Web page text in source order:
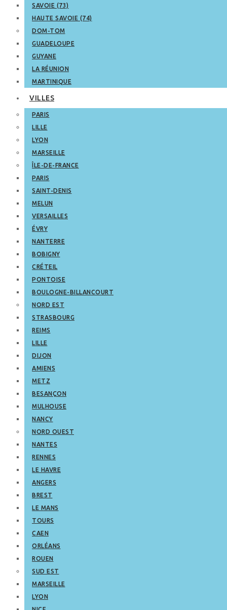
SAVOIE (73)
HAUTE SAVOIE (74)
DOM-TOM
GUADELOUPE
GUYANE
LA RÉUNION
MARTINIQUE
VILLES
PARIS
LILLE
LYON
MARSEILLE
ÎLE-DE-FRANCE
PARIS
SAINT-DENIS
MELUN
VERSAILLES
ÉVRY
NANTERRE
BOBIGNY
CRÉTEIL
PONTOISE
BOULOGNE-BILLANCOURT
NORD EST
STRASBOURG
REIMS
LILLE
DIJON
AMIENS
METZ
BESANÇON
MULHOUSE
NANCY
NORD OUEST
NANTES
RENNES
LE HAVRE
ANGERS
BREST
LE MANS
TOURS
CAEN
ORLÉANS
ROUEN
SUD EST
MARSEILLE
LYON